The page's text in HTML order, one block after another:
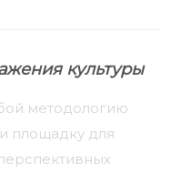
культуры
методологию
площадку для